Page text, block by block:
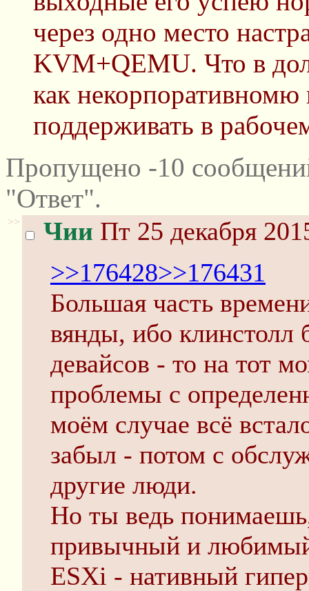
через одно место
KVM+QEMU. Что в
как
поддерживать в
Пропущено -10
"Ответ".
>> Чии Пт 25 декабря
>>176428>>176431
Большая часть
вянды, ибо клинстолл
девайсов - то на тот
проблемы с
моём случае всё
забыл - потом с
другие люди.
Но ты ведь
привычный и
ESXi - нативный